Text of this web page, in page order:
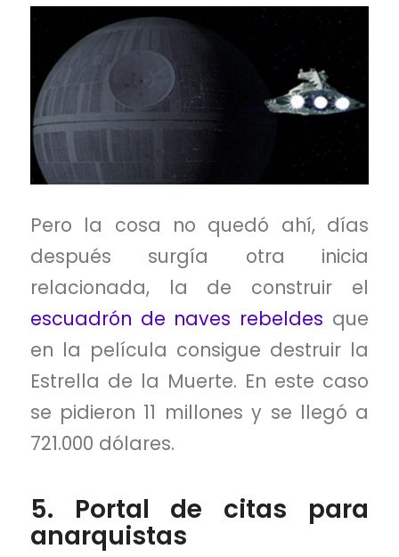
Pero la cosa no quedó ahí, días
después surgía otra inicia
relacionada, la de construir el
escuadrón de naves rebeldes que
en la película consigue destruir la
Estrella de la Muerte. En este caso
se pidieron 11 millones y se llegó a
721.000 dólares.
5. Portal de citas para
anarquistas